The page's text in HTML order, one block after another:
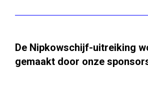
De Nipkowschijf-uitreiking
gemaakt door onze